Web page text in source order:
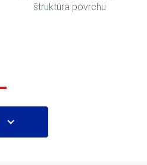
štruktúra povrchu